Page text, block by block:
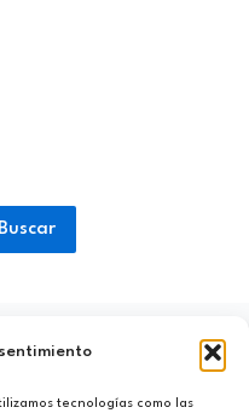
tecnologías como las
Buscar
de Aprender